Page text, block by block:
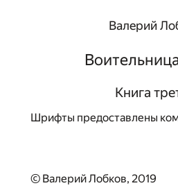
Валерий
Книга
Шрифты предоставлены
© Валерий Лобков, 2019